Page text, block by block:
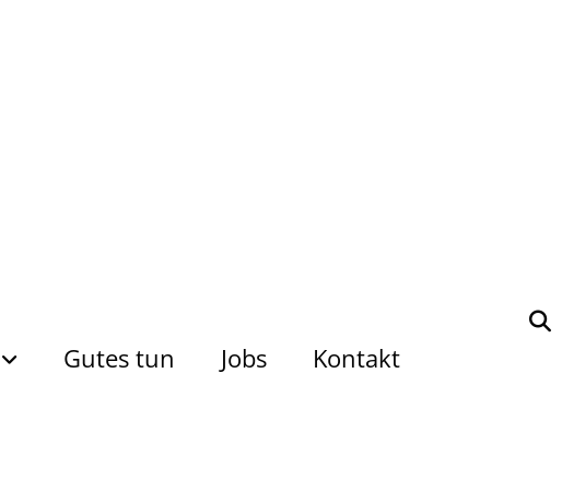
Gutes tun Jobs Kontakt